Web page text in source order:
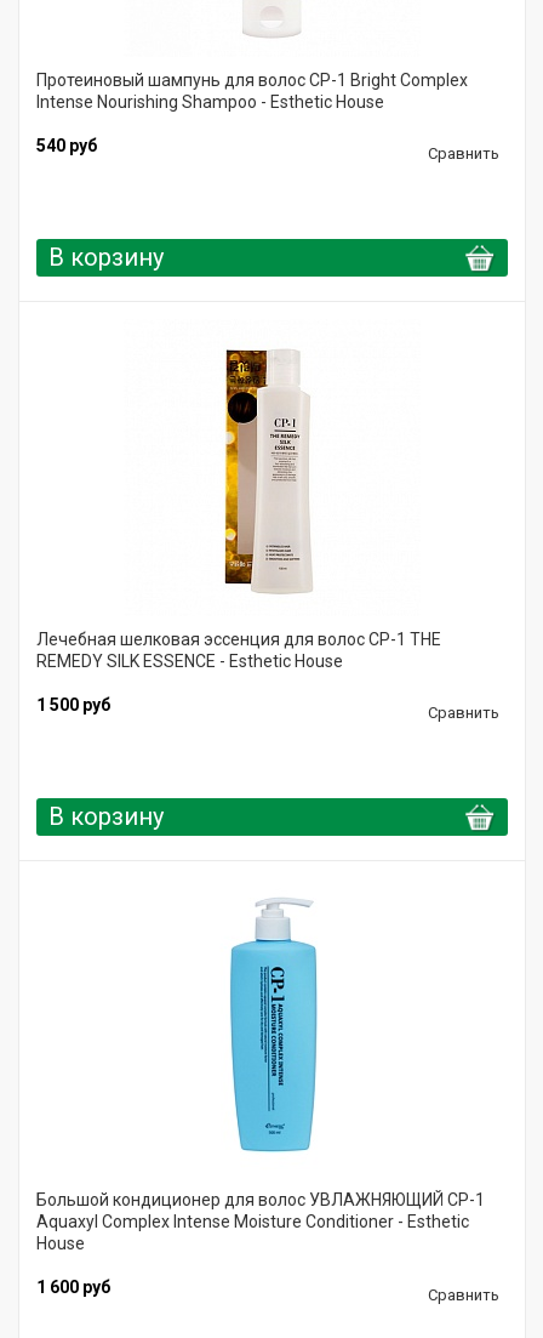
Протеиновый шампунь для волос CP-1 Bright Complex
Intense Nourishing Shampoo - Esthetic House
540 руб Сравнить
В корзину
Лечебная шелковая эссенция для волос CP-1 THE
REMEDY SILK ESSENCE - Esthetic House
1 500 руб Сравнить
В корзину
Большой кондиционер для волос УВЛАЖНЯЮЩИЙ CP-1
Aquaxyl Complex Intense Moisture Conditioner - Esthetic
House
1 600 руб Сравнить